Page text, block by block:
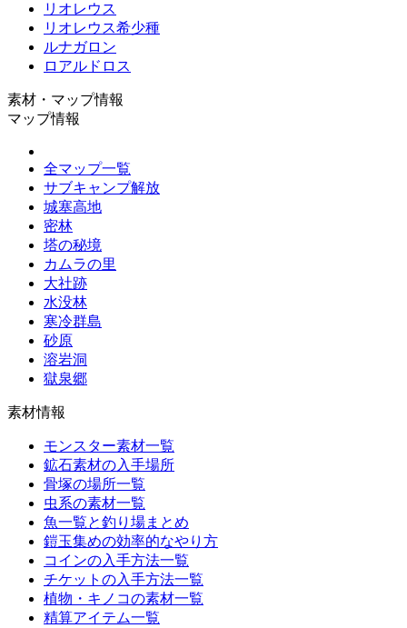
リオレウス
リオレウス希少種
ルナガロン
ロアルドロス
素材・マップ情報
マップ情報
全マップ一覧
サブキャンプ解放
城塞高地
密林
塔の秘境
カムラの里
大社跡
水没林
寒冷群島
砂原
溶岩洞
獄泉郷
素材情報
モンスター素材一覧
鉱石素材の入手場所
骨塚の場所一覧
虫系の素材一覧
魚一覧と釣り場まとめ
鎧玉集めの効率的なやり方
コインの入手方法一覧
チケットの入手方法一覧
植物・キノコの素材一覧
精算アイテム一覧